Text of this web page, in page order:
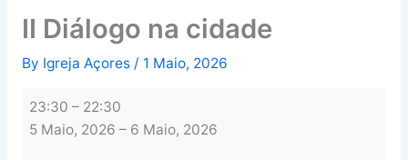
II Diálogo na cidade
By Igreja Açores / 1 Maio, 2026
23:30 – 22:30
5 Maio, 2026 – 6 Maio, 2026